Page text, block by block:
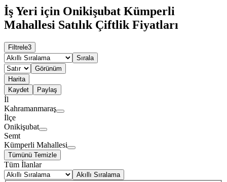
İş Yeri için Onikişubat Kümperli
Mahallesi Satılık Çiftlik Fiyatları
Filtrele3
Sırala
Görünüm
Harita
Kaydet
Paylaş
İl
Kahramanmaraş
İlçe
Onikişubat
Semt
Kümperli Mahallesi
Tümünü Temizle
Tüm İlanlar
Akıllı Sıralama